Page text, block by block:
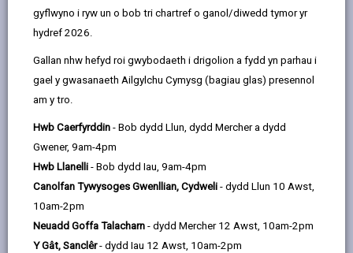
gyflwyno i ryw un o bob tri chartref o ganol/diwedd tymor yr
hydref 2026.
Gallan nhw hefyd roi gwybodaeth i drigolion a fydd yn parhau i
gael y gwasanaeth Ailgylchu Cymysg (bagiau glas) presennol
am y tro.
Hwb Caerfyrddin - Bob dydd Llun, dydd Mercher a dydd
Gwener, 9am-4pm
Hwb Llanelli - Bob dydd Iau, 9am-4pm
Canolfan Tywysoges Gwenllian, Cydweli - dydd Llun 10 Awst,
10am-2pm
Neuadd Goffa Talacharn - dydd Mercher 12 Awst, 10am-2pm
Y Gât, Sanclêr- dydd Iau 12 Awst, 10am-2pm
Dewiswch leoliad
The Fig Tree
Llanarthne, Sir Gaerfyrddin, SA32 8JQ
01269 833703
www.facebook.com/TheFigTreeDrysl
wyn/